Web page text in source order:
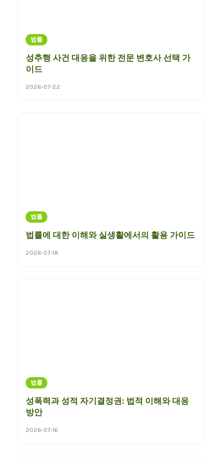
법률
성추행 사건 대응을 위한 전문 변호사 선택 가
이드
2026-07-22
법률
법률에 대한 이해와 실생활에서의 활용 가이드
2026-07-18
법률
성폭력과 성적 자기결정권: 법적 이해와 대응
방안
2026-07-16